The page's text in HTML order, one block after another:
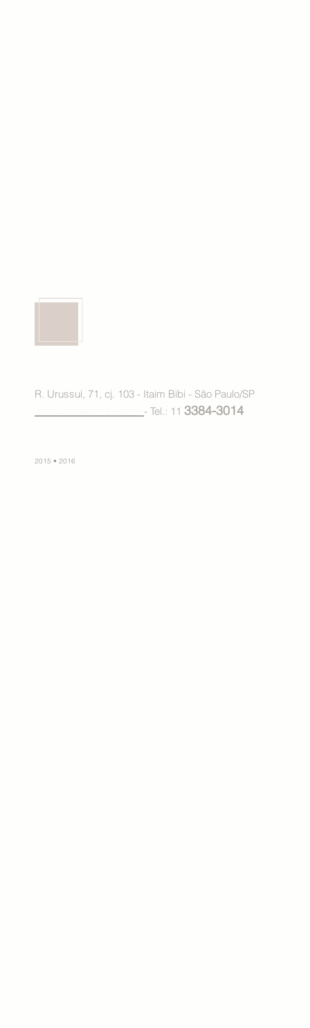
R. Urussuí, 71, cj. 103 - Itaim Bibi - São Paulo/SP
- Tel.: 11 3384-3014
2015 • 2016